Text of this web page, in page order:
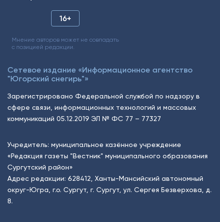
16+
Мнение авторов может не совпадать
с позицией редакции.
Сетевое издание «Информационное агентство
"Югорский снегирь"»
Зарегистрировано Федеральной службой по надзору в
сфере связи, информационных технологий и массовых
коммуникаций 05.12.2019 ЭЛ № ФС 77 – 77327
Учредитель: муниципальное казённое учреждение
«Редакция газеты "Вестник" муниципального образования
Сургутский район»
Адрес редакции: 628412, Ханты-Мансийский автономный
округ-Югра, г.о. Сургут, г. Сургут, ул. Сергея Безверхова, д.
8.